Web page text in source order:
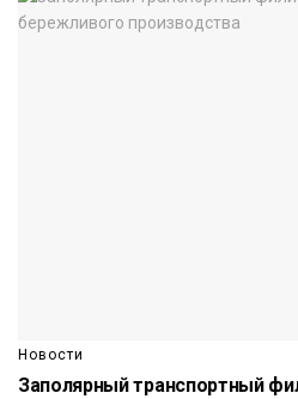
Новости
Заполярный транспортный